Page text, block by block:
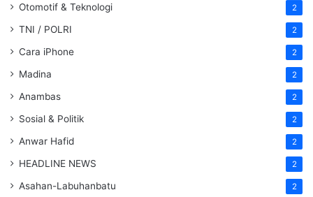
Otomotif & Teknologi 2
TNI / POLRI 2
Cara iPhone 2
Madina 2
Anambas 2
Sosial & Politik 2
Anwar Hafid 2
HEADLINE NEWS 2
Asahan-Labuhanbatu 2